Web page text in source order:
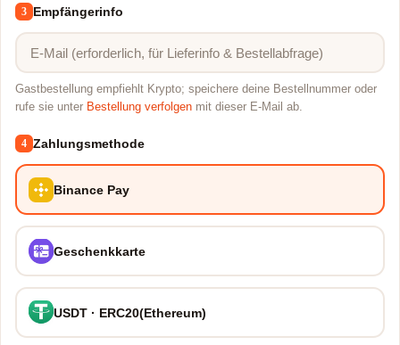
3 Empfängerinfo
Gastbestellung empfiehlt Krypto; speichere deine Bestellnummer oder
rufe sie unter Bestellung verfolgen mit dieser E-Mail ab.
4 Zahlungsmethode
Binance Pay
Geschenkkarte
USDT · ERC20(Ethereum)